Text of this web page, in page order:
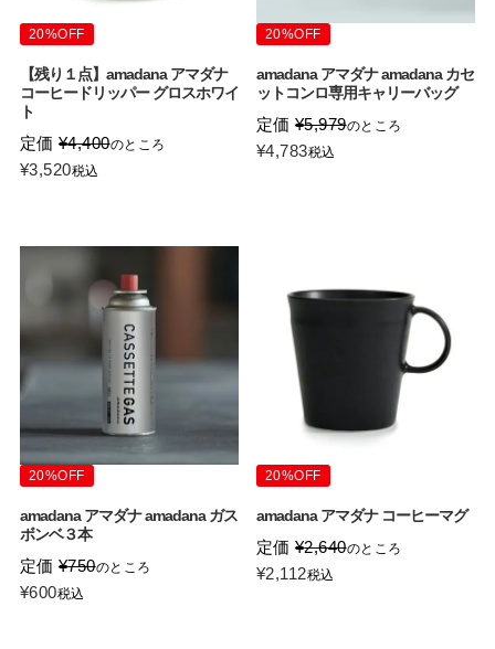
20%OFF
【残り１点】amadana アマダナ
コーヒードリッパー グロスホワイ
ト
定価 ¥4,400のところ
¥3,520税込
20%OFF
amadana アマダナ amadana カセ
ットコンロ専用キャリーバッグ
定価 ¥5,979のところ
¥4,783税込
20%OFF
amadana アマダナ amadana ガス
ボンベ３本
定価 ¥750のところ
¥600税込
20%OFF
amadana アマダナ コーヒーマグ
定価 ¥2,640のところ
¥2,112税込